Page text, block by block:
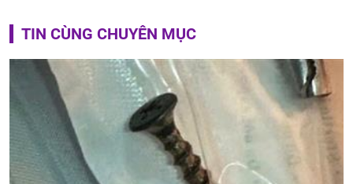
TIN CÙNG CHUYÊN MỤC